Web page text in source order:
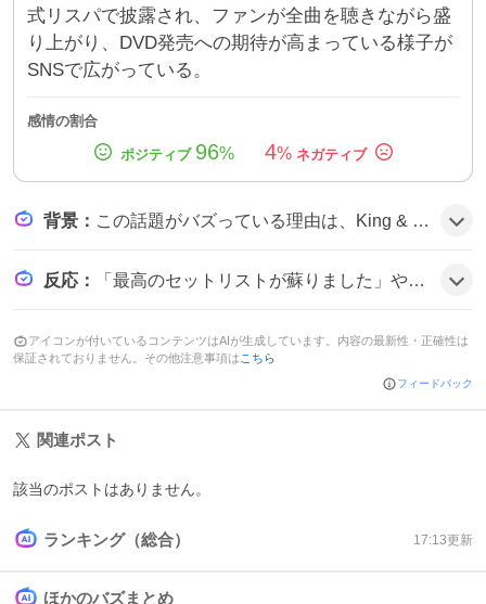
式リスパで披露され、ファンが全曲を聴きながら盛
り上がり、DVD発売への期待が高まっている様子が
SNSで広がっている。
感情の割合
96% 4%
背景 ： この話題がバズっている理由は、King & Princeの人気が高く、STARRINGツアーの感動がDVD化されたことに加え、公式がリスパを開催したことでファン同士の交流が活発になり、楽曲やパフォーマンスへの再評価が広がったためとみられる。
反応 ： 「最高のセットリストが蘇りました」や「ライブみたいに盛り上がって楽しかった」など、ファンはリスパの楽しさを熱く語り、さらに「円盤待ち遠しいです」「またやって欲しい」など期待感が漂う雰囲気だ。
アイコンが付いているコンテンツはAIが生成しています。内容の最新性・正確性は
保証されておりません。その他注意事項は こちら
フィードバック
関連ポスト
該当のポストはありません。
ランキング（総合） 17:13更新
ほかのバズまとめ